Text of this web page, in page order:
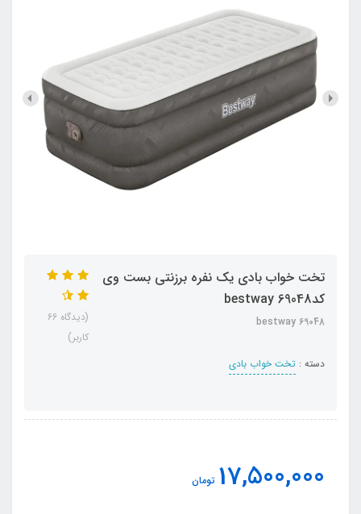
تخت خواب بادی یک نفره برزنتی بست وی
کدbestway 69048
bestway 69048
دسته : تخت خواب بادی
(دیدگاه 66
کاربر)
17,500,000 تومان